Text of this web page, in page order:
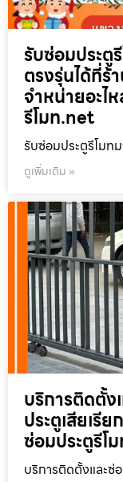
รับซ่อมประตู
ตรงรุ่นได้ที่ร้
จำหน่ายอะไ
รีโมท.net
รับซ่อมประตูรีโมท
ดูเพิ่มเติม »
บริการติดตั้ง
ประตูเสียเรี
ซ่อมประตูรีโ
บริการติดตั้งและซ่